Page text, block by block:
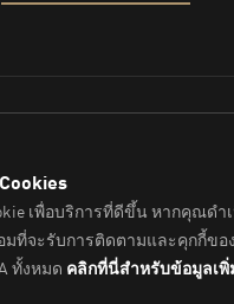
(Thailand) Co., Ltd.,2026.
No. 0105564148338